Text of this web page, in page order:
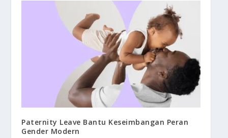
Paternity Leave Bantu Keseimbangan Peran
Gender Modern